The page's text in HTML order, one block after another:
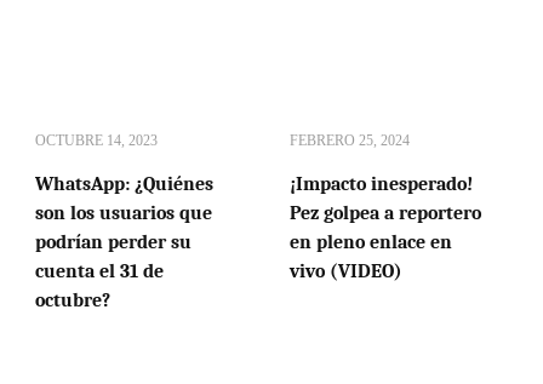
OCTUBRE 14, 2023
WhatsApp: ¿Quiénes
son los usuarios que
podrían perder su
cuenta el 31 de
octubre?
FEBRERO 25, 2024
¡Impacto inesperado!
Pez golpea a reportero
en pleno enlace en
vivo (VIDEO)